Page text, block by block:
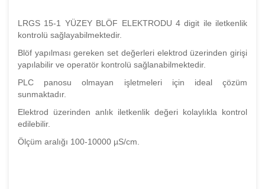
LRGS 15-1 YÜZEY BLÖF ELEKTRODU 4 digit ile iletkenlik
kontrolü sağlayabilmektedir.
Blöf yapılması gereken set değerleri elektrod üzerinden girişi
yapılabilir ve operatör kontrolü sağlanabilmektedir.
PLC panosu olmayan işletmeleri için ideal çözüm
sunmaktadır.
Elektrod üzerinden anlık iletkenlik değeri kolaylıkla kontrol
edilebilir.
Ölçüm aralığı 100-10000 µS/cm.